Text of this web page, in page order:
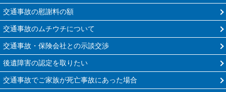
交通事故の慰謝料の額
交通事故のムチウチについて
交通事故・保険会社との示談交渉
後遺障害の認定を取りたい
交通事故でご家族が死亡事故にあった場合